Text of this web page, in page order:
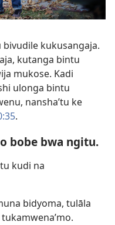
bivudile kukusangaja.
kutanga bintu
mukose. Kadi
ulonga bintu
nansha’tu ke
.
bobe bwa ngitu.
kudi na
bidyoma, tulāla